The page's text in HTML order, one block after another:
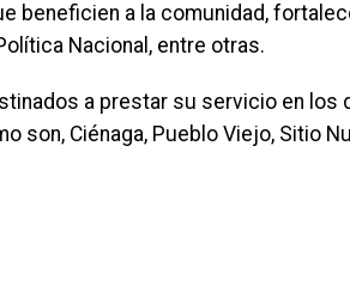
beneficien a la comunidad,
Nacional, entre otras.
a prestar su servicio en
son, Ciénaga, Pueblo Viejo, Sitio